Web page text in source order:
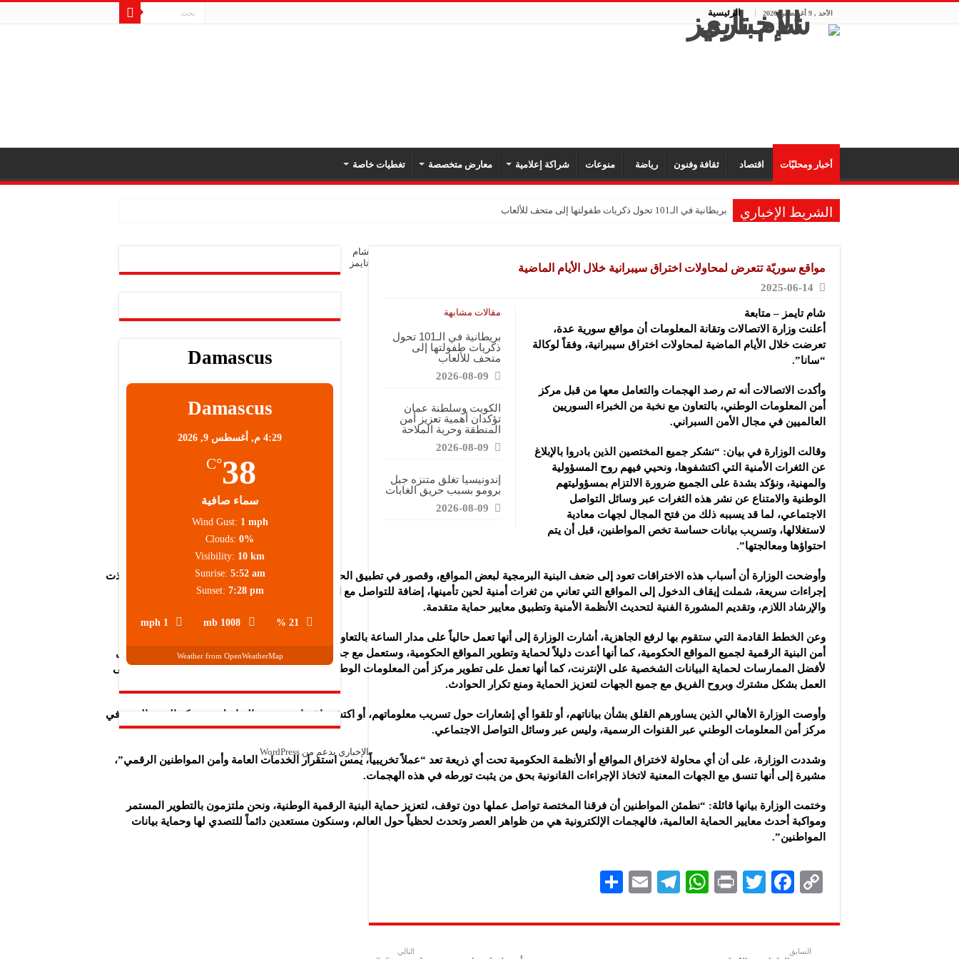
الأحد , 9 أغسطس 2026 الرئيسية
أخبار ومحليّات اقتصاد ثقافة وفنون رياضة منوعات شراكة إعلامية معارض متخصصة تغطيات خاصة
الشريط الإخباري بريطانية في الـ101 تحول ذكريات طفولتها إلى متحف للألعاب
كوريا الجنوبية تسجل أعلى طلب على الكهرباء هذا العام وسط موجة حر
سعر الذهب يرتفع 150 ليرة في السوق السورية‎ ‎
دراسة: دخان حرائق الغابات يسهم بشكل متزايد في تلوث الهواء الذي تتعرض له الحوامل
مواقع سوريّة تتعرض لمحاولات اختراق سيبرانية خلال الأيام الماضية
2025-06-14
مقالات مشابهة
بريطانية في الـ101 تحول
ذكريات طفولتها إلى
متحف للألعاب
2026-08-09
الكويت وسلطنة عمان
تؤكدان أهمية تعزيز أمن
المنطقة وحرية الملاحة
2026-08-09
إندونيسيا تغلق متنزه جبل
برومو بسبب حريق الغابات
2026-08-09
شام تايمز – متابعة
أعلنت وزارة الاتصالات وتقانة المعلومات أن مواقع سورية عدة،
تعرضت خلال الأيام الماضية لمحاولات اختراق سيبرانية، وفقاً لوكالة
“سانا”.
وأكدت الاتصالات أنه تم رصد الهجمات والتعامل معها من قبل مركز
أمن المعلومات الوطني، بالتعاون مع نخبة من الخبراء السوريين
العالميين في مجال الأمن السبراني.
وقالت الوزارة في بيان: “نشكر جميع المختصين الذين بادروا بالإبلاغ
عن الثغرات الأمنية التي اكتشفوها، ونحيي فيهم روح المسؤولية
والمهنية، ونؤكد بشدة على الجميع ضرورة الالتزام بمسؤوليتهم
الوطنية والامتناع عن نشر هذه الثغرات عبر وسائل التواصل
الاجتماعي، لما قد يسببه ذلك من فتح المجال لجهات معادية
لاستغلالها، وتسريب بيانات حساسة تخص المواطنين، قبل أن يتم
احتواؤها ومعالجتها”.
وأوضحت الوزارة أن أسباب هذه الاختراقات تعود إلى ضعف البنية البرمجية لبعض المواقع، وقصور في تطبيق الحمايات الأمنية اللازمة، مبينة أن الفرق المختصة اتخذت
إجراءات سريعة، شملت إيقاف الدخول إلى المواقع التي تعاني من ثغرات أمنية لحين تأمينها، إضافة للتواصل مع الجهات الحكومية المتأثرة لتقديم الدعم الفني
والإرشاد اللازم، وتقديم المشورة الفنية لتحديث الأنظمة الأمنية وتطبيق معايير حماية متقدمة.
وعن الخطط القادمة التي ستقوم بها لرفع الجاهزية، أشارت الوزارة إلى أنها تعمل حالياً على مدار الساعة بالتعاون مع مركز أمن المعلومات الوطني؛ لفحص وتعزيز
أمن البنية الرقمية لجميع المواقع الحكومية، كما أنها أعدت دليلاً لحماية وتطوير المواقع الحكومية، وستعمل مع جميع الجهات لتنفيذ توصياته، وستنشر الدليل الشامل
لأفضل الممارسات لحماية البيانات الشخصية على الإنترنت، كما أنها تعمل على تطوير مركز أمن المعلومات الوطني وتوفير الخبرات والأدوات اللازمة، مع التركيز على
العمل بشكل مشترك وبروح الفريق مع جميع الجهات لتعزيز الحماية ومنع تكرار الحوادث.
وأوصت الوزارة الأهالي الذين يساورهم القلق بشأن بياناتهم، أو تلقوا أي إشعارات حول تسريب معلوماتهم، أو اكتشفوا ثغرات معينة، بالتواصل مع مركز الدعم الفني في
مركز أمن المعلومات الوطني عبر القنوات الرسمية، وليس عبر وسائل التواصل الاجتماعي.
وشددت الوزارة، على أن أي محاولة لاختراق المواقع أو الأنظمة الحكومية تحت أي ذريعة تعد “عملاً تخريبياً، يمس استقرار الخدمات العامة وأمن المواطنين الرقمي”،
مشيرة إلى أنها تنسق مع الجهات المعنية لاتخاذ الإجراءات القانونية بحق من يثبت تورطه في هذه الهجمات.
وختمت الوزارة بيانها قائلة: “نطمئن المواطنين أن فرقنا المختصة تواصل عملها دون توقف، لتعزيز حماية البنية الرقمية الوطنية، ونحن ملتزمون بالتطوير المستمر
ومواكبة أحدث معايير الحماية العالمية، فالهجمات الإلكترونية هي من ظواهر العصر وتحدث لحظياً حول العالم، وسنكون مستعدين دائماً للتصدي لها وحماية بيانات
المواطنين”.
C
p
y
F
eb
T
tt
P
nt
W
at
Te
gr
E
ai
ar
السابق التالي
Damascus
Damascus
4:29 م, أغسطس 9, 2026
38
°C
سماء صافية
21 %
1008 mb
1 mph
Wind Gust: 1 mph
Clouds: 0%
Visibility: 10 km
Sunrise: 5:52 am
Sunset: 7:28 pm
Weather from OpenWeatherMap
شام
تايمز
الإخباري بدعم من WordPress